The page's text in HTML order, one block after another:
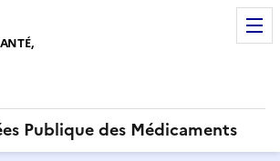
Publique des Médicaments